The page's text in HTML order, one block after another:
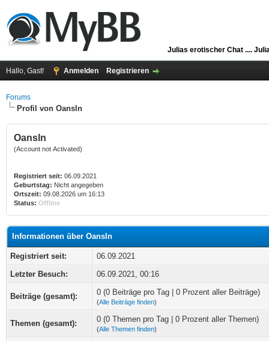
Julias erotischer Chat ....
Hallo, Gast! Anmelden Registrieren
Forums
Profil von Oansln
Oansln
(Account not Activated)
Registriert seit: 06.09.2021
Geburtstag: Nicht angegeben
Ortszeit: 09.08.2026 um 16:13
Status: Offline
Informationen über Oansln
Registriert seit:
06.09.2021
Letzter Besuch:
06.09.2021, 00:16
Beiträge (gesamt): 0 (0 Beiträge pro Tag | 0 Prozent aller Beiträge)
(Alle Beiträge finden)
Themen (gesamt): 0 (0 Themen pro Tag | 0 Prozent aller Themen)
(Alle Themen finden)